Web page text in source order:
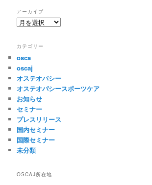
アーカイブ
ア
イ
ブ
カテゴリー
osca
oscaj
オステオパシー
オステオパシースポーツケア
お知らせ
セミナー
プレスリリース
国内セミナー
国際セミナー
未分類
OSCAJ所在地